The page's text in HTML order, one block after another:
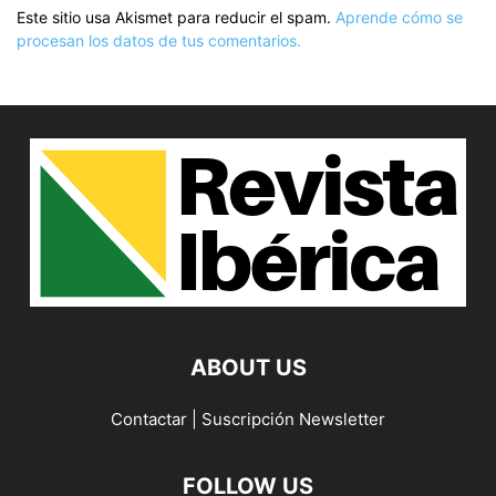
Este sitio usa Akismet para reducir el spam. Aprende cómo se
procesan los datos de tus comentarios.
ABOUT US
Contactar Suscripción Newsletter
FOLLOW US